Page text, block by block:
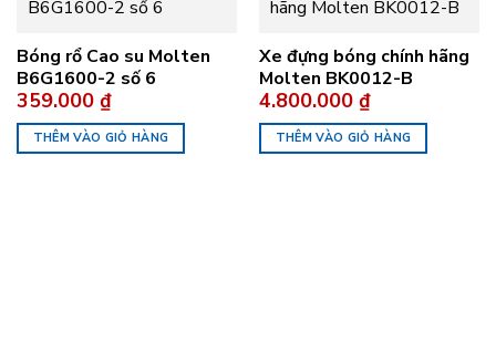
Bóng rổ Cao su Molten
B6G1600-2 số 6
359.000 ₫
THÊM VÀO GIỎ HÀNG
Xe đựng bóng chính hãng
Molten BK0012-B
4.800.000 ₫
THÊM VÀO GIỎ HÀNG